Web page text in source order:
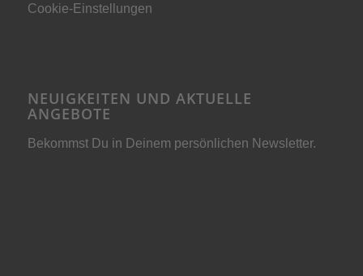
Cookie-Einstellungen
NEUIGKEITEN UND AKTUELLE
ANGEBOTE
Bekommst Du in Deinem persönlichen Newsletter.